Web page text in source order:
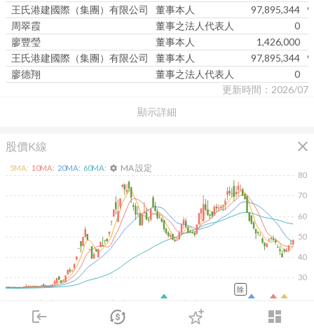
login dashboard
市場 登入
顯示詳細
王氏港建國際（集團）有限公司
董事本人 97,895,344
周翠霞
董事之法人代表人
0
廖豐瑩
董事本人
1,426,000
王氏港建國際（集團）有限公司
董事本人 97,895,344
廖德翔
董事之法人代表人
0
更新時間：2026/07
股價K線 close
2026/02/09 2026/04/09 2026/05/27 2026/07/15
30
40
50
60
70
80
5MA: 10MA: 20MA: 60MA: settings MA 設定
除